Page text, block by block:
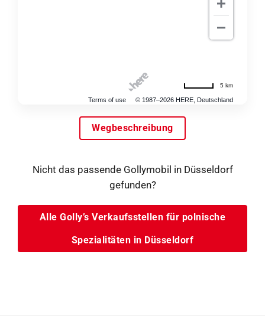
Terms of use © 1987–2026 HERE, Deutschland
5 km
Wegbeschreibung
Nicht das passende Gollymobil in Düsseldorf
gefunden?
Alle Golly’s Verkaufsstellen für polnische
Spezialitäten in Düsseldorf